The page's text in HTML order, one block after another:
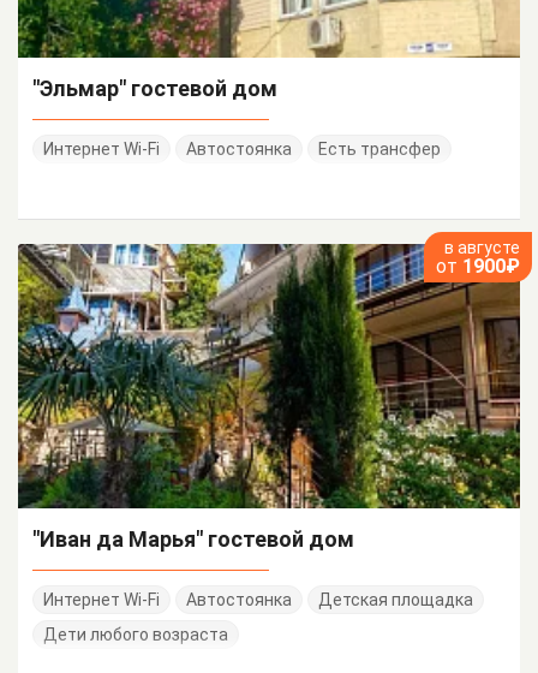
"Эльмар" гостевой дом
Интернет Wi-Fi Автостоянка Есть трансфер
в августе
от 1900₽
"Иван да Марья" гостевой дом
Интернет Wi-Fi Автостоянка
Детская площадка
Дети любого возраста